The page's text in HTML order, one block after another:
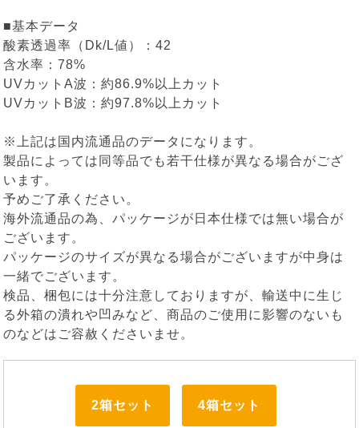
■基本データ
酸素透過率（Dk/L値）：42
含水率：78%
UVカットA波：約86.9%以上カット
UVカットB波：約97.8%以上カット
※上記は国内流通品のデータになります。
製品によっては同等品でも若干仕様が異なる場合がござ
います。
予めご了承ください。
海外流通品の為、パッケージが日本仕様では無い場合が
ございます。
パッケージのサイズが異なる場合がございますが中身は
一緒でございます。
検品、梱包には十分注意しておりますが、輸送中に生じ
る外箱の潰れや凹みなど、商品のご使用に影響のないも
のなどはご容赦くださいませ。
2箱セット 4箱セット